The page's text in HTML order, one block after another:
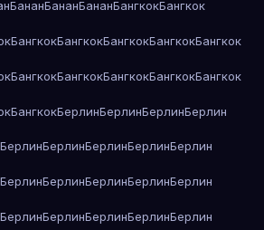
БананБананБананБангкокБангкок
БангкокБангкокБангкокБангкокБангкок
БангкокБангкокБангкокБангкокБангкок
БангкокБерлинБерлинБерлинБерлин
БерлинБерлинБерлинБерлинБерлин
БерлинБерлинБерлинБерлинБерлин
БерлинБерлинБерлинБерлинБерлин